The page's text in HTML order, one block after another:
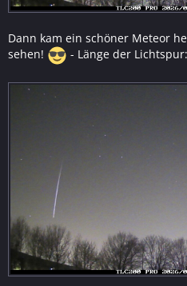
Dann kam ein schöner Meteor
sehen!
- Länge der